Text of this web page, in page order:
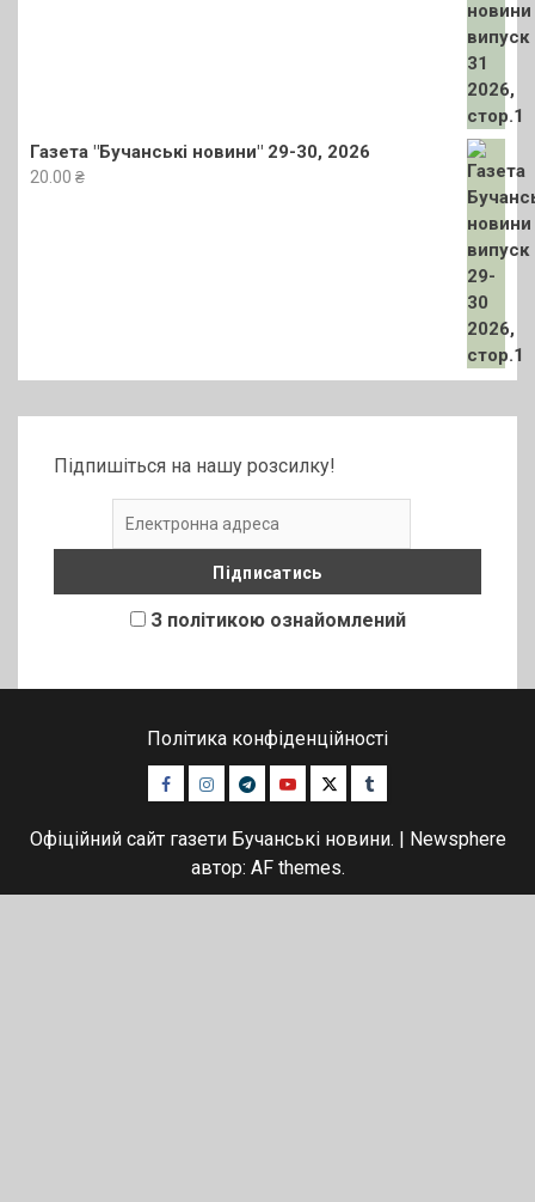
Газета "Бучанські новини" 29-30, 2026
20.00 ₴
Підпишіться на нашу розсилку!
З політикою ознайомлений
Політика конфіденційності
Facebook
Instagram
TelegramYoutubeTwitterTumblr
Офіційний сайт газети Бучанські новини.
Newsphere
автор: AF themes.